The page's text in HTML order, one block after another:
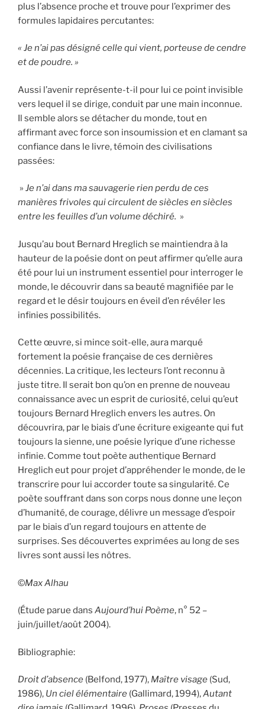
plus l’absence proche et trouve pour l’exprimer des
formules lapidaires percutantes:
« Je n’ai pas désigné celle qui vient, porteuse de cendre
et de poudre. »
Aussi l’avenir représente-t-il pour lui ce point invisible
vers lequel il se dirige, conduit par une main inconnue.
Il semble alors se détacher du monde, tout en
affirmant avec force son insoumission et en clamant sa
confiance dans le livre, témoin des civilisations
passées:
» Je n’ai dans ma sauvagerie rien perdu de ces
manières frivoles qui circulent de siècles en siècles
entre les feuilles d’un volume déchiré. »
Jusqu’au bout Bernard Hreglich se maintiendra à la
hauteur de la poésie dont on peut affirmer qu’elle aura
été pour lui un instrument essentiel pour interroger le
monde, le découvrir dans sa beauté magnifiée par le
regard et le désir toujours en éveil d’en révéler les
infinies possibilités.
Cette œuvre, si mince soit-elle, aura marqué
fortement la poésie française de ces dernières
décennies. La critique, les lecteurs l’ont reconnu à
juste titre. Il serait bon qu’on en prenne de nouveau
connaissance avec un esprit de curiosité, celui qu’eut
toujours Bernard Hreglich envers les autres. On
découvrira, par le biais d’une écriture exigeante qui fut
toujours la sienne, une poésie lyrique d’une richesse
infinie. Comme tout poète authentique Bernard
Hreglich eut pour projet d’appréhender le monde, de le
transcrire pour lui accorder toute sa singularité. Ce
poète souffrant dans son corps nous donne une leçon
d’humanité, de courage, délivre un message d’espoir
par le biais d’un regard toujours en attente de
surprises. Ses découvertes exprimées au long de ses
livres sont aussi les nôtres.
©Max Alhau
(Étude parue dans Aujourd’hui Poème, n° 52 –
juin/juillet/août 2004).
Bibliographie:
Droit d’absence (Belfond, 1977), Maître visage (Sud,
1986), Un ciel élémentaire (Gallimard, 1994),Autant